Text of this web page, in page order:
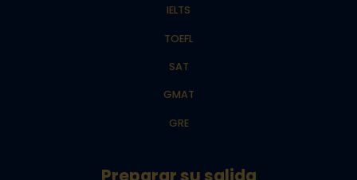
IELTS
TOEFL
SAT
GMAT
GRE